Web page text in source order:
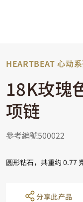
HEARTBEAT 心动
18K玫瑰
项链
參考編號500022
圆形钻石，共重约 0.77
分享此产品